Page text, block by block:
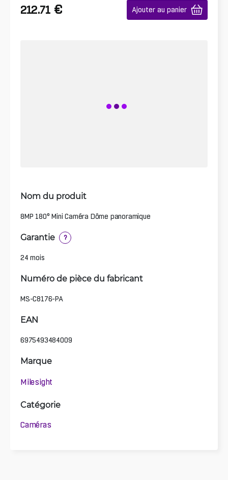
212.71 € Ajouter au panier
Nom du produit
8MP 180° Mini Caméra Dôme panoramique
Garantie ?
24 mois
Numéro de pièce du fabricant
MS-C8176-PA
EAN
6975493484009
Marque
Milesight
Catégorie
Caméras